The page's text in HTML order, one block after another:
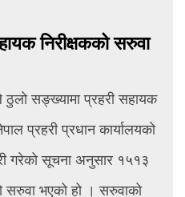
निरीक्षकको सरुवा
ठुलो सङ्ख्यामा प्रहरी सहायक
प्रहरी प्रधान कार्यालयको
गरेको सूचना अनुसार १५१३
सरुवा भएको हो । सरुवाको